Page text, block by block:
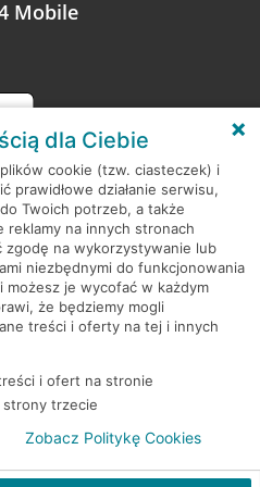
Mobile
S.A. Wszelkie prawa zastrzeżone
dla Ciebie
cookie (tzw. ciasteczek) i
prawidłowe działanie serwisu,
Twoich potrzeb, a także
reklamy na innych stronach
na wykorzystywanie lub
niezbędnymi do funkcjonowania
je wycofać w każdym
że będziemy mogli
treści i oferty na tej i innych
i ofert na stronie
trzecie
Zobacz Politykę Cookies